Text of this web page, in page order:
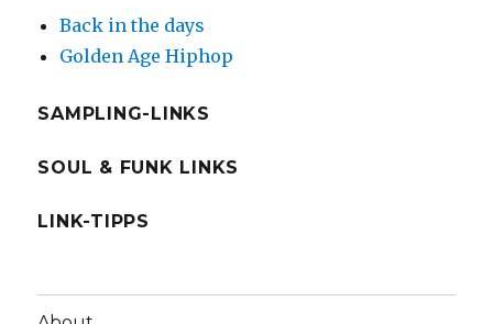
Back in the days
Golden Age Hiphop
SAMPLING-LINKS
SOUL & FUNK LINKS
LINK-TIPPS